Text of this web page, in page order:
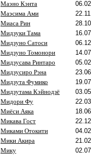
Маэно Кэнта
Маэсима Ами
Миаса Рин
Мидзуки Тама
Мидзуно Сатоси
Мидзуно Томонори
Мидзусава Ринтаро
Мидзусиро Рэна
Мидзута Фумико
Мидзутама Кэйнодзё
Мидори Фу
Миёси Аяка
Микава Гост
Миками Отокити
Мики Акира
Мику